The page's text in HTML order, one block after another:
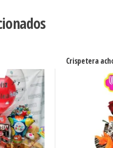
Crispetera